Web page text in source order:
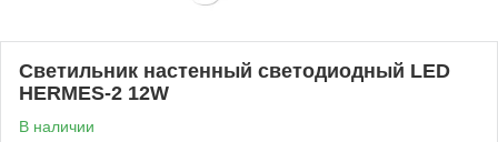
Светильник настенный светодиодный LED
HERMES-2 12W
В наличии